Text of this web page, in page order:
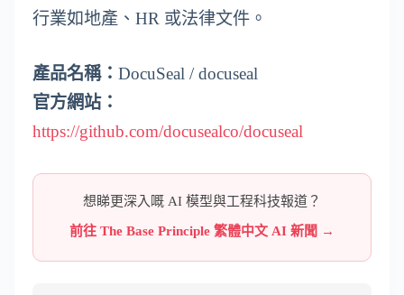
行業如地產、HR 或法律文件。
產品名稱： DocuSeal / docuseal
官方網站：
https://github.com/docusealco/docuseal
想睇更深入嘅 AI 模型與工程科技報道？
前往 The Base Principle 繁體中文 AI 新聞 →